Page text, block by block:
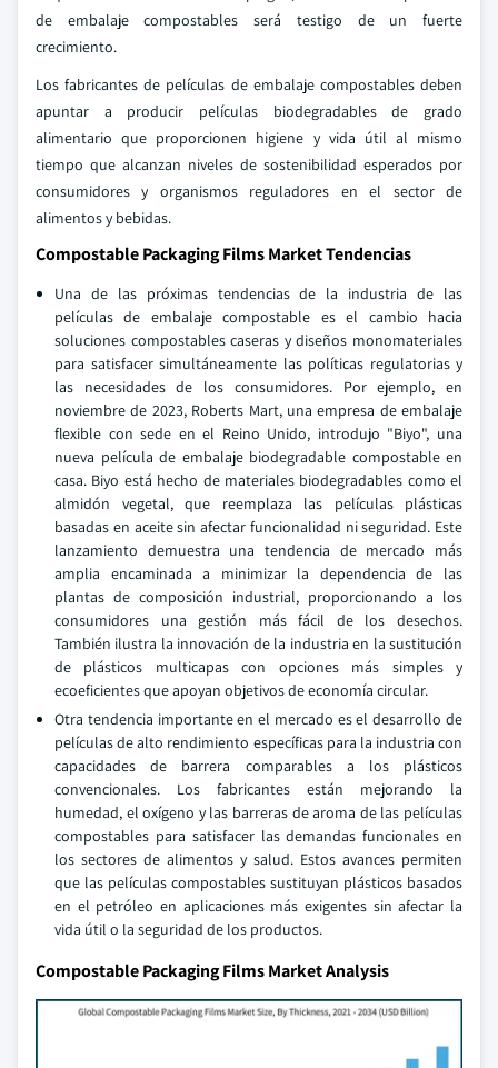
de embalaje compostables será testigo de un fuerte
crecimiento.
Los fabricantes de películas de embalaje compostables deben
apuntar a producir películas biodegradables de grado
alimentario que proporcionen higiene y vida útil al mismo
tiempo que alcanzan niveles de sostenibilidad esperados por
consumidores y organismos reguladores en el sector de
alimentos y bebidas.
Compostable Packaging Films Market Tendencias
Una de las próximas tendencias de la industria de las
películas de embalaje compostable es el cambio hacia
soluciones compostables caseras y diseños monomateriales
para satisfacer simultáneamente las políticas regulatorias y
las necesidades de los consumidores. Por ejemplo, en
noviembre de 2023, Roberts Mart, una empresa de embalaje
flexible con sede en el Reino Unido, introdujo "Biyo", una
nueva película de embalaje biodegradable compostable en
casa. Biyo está hecho de materiales biodegradables como el
almidón vegetal, que reemplaza las películas plásticas
basadas en aceite sin afectar funcionalidad ni seguridad. Este
lanzamiento demuestra una tendencia de mercado más
amplia encaminada a minimizar la dependencia de las
plantas de composición industrial, proporcionando a los
consumidores una gestión más fácil de los desechos.
También ilustra la innovación de la industria en la sustitución
de plásticos multicapas con opciones más simples y
ecoeficientes que apoyan objetivos de economía circular.
Otra tendencia importante en el mercado es el desarrollo de
películas de alto rendimiento específicas para la industria con
capacidades de barrera comparables a los plásticos
convencionales. Los fabricantes están mejorando la
humedad, el oxígeno y las barreras de aroma de las películas
compostables para satisfacer las demandas funcionales en
los sectores de alimentos y salud. Estos avances permiten
que las películas compostables sustituyan plásticos basados
en el petróleo en aplicaciones más exigentes sin afectar la
vida útil o la seguridad de los productos.
Compostable Packaging Films Market Analysis